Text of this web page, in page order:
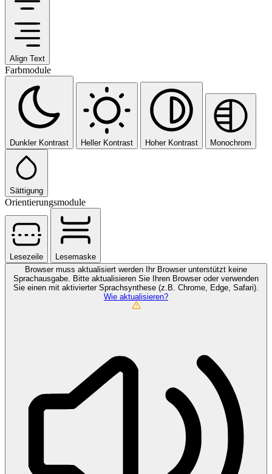
Align Text
Farbmodule
Dunkler Kontrast Heller Kontrast Hoher Kontrast Monochrom
Sättigung
Orientierungsmodule
Lesezeile
Lesemaske
Browser muss aktualisiert werden
Ihr Browser unterstützt keine
Sprachausgabe. Bitte aktualisieren Sie Ihren Browser oder verwenden
Sie einen mit aktivierter Sprachsynthese (z.B. Chrome, Edge, Safari).
Wie aktualisieren?